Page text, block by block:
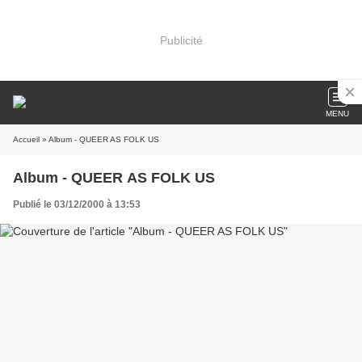
Publicité
MENU
Accueil » Album - QUEER AS FOLK US
Album - QUEER AS FOLK US
Publié le 03/12/2000 à 13:53